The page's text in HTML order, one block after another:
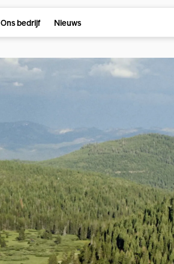
Ons bedrijf Nieuws